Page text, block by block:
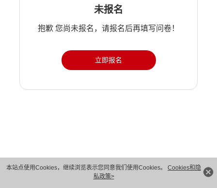
本站点使用Cookies，继续浏览表示您同意我们使用Cookies。 Cookies和隐
私政策>
未报名
抱歉 您尚未报名，请报名后再填写问卷！
立即报名
版权所有 © 华为技术有限公司 1998-2026。 保留一切权利。粤A2-20044005号
隐私保护
法律声明